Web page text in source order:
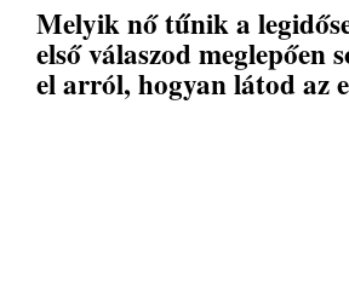
Melyik nő tűnik a
első válaszod meglepően
el arról, hogyan látod az